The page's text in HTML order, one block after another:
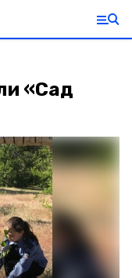
«Сад